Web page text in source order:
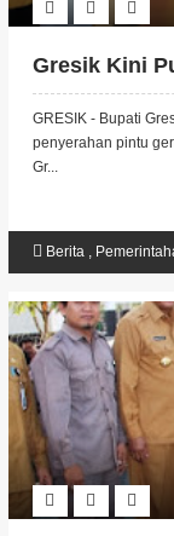
Gresik Kini
GRESIK - Bupati
penyerahan pintu
Gr...
Berita,